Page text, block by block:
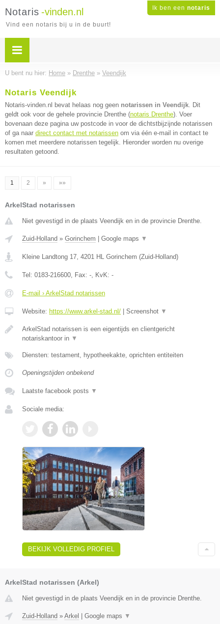
Ik ben een notaris
Notaris -vinden.nl
Vind een notaris bij u in de buurt!
U bent nu hier: Home » Drenthe » Veendijk
Notaris Veendijk
Notaris-vinden.nl bevat helaas nog geen notarissen in Veendijk. Dit
geldt ook voor de gehele provincie Drenthe (notaris Drenthe). Voer
bovenaan deze pagina uw postcode in voor de dichtstbijzijnde notarissen
of ga naar direct contact met notarissen om via één e-mail in contact te
komen met meerdere notarissen tegelijk. Hieronder worden nu overige
resultaten getoond.
1 2 » »»
ArkelStad notarissen
Niet gevestigd in de plaats Veendijk en in de provincie Drenthe.
Zuid-Holland » Gorinchem Google maps ▼
Kleine Landtong 17, 4201 HL Gorinchem (Zuid-Holland)
Tel: 0183-216600, Fax: -, KvK: -
E-mail › ArkelStad notarissen
Website: https://www.arkel-stad.nl/ Screenshot ▼
ArkelStad notarissen is een eigentijds en clientgericht
notariskantoor in ▼
Diensten: testament, hypotheekakte, oprichten entiteiten
Openingstijden onbekend
Laatste facebook posts ▼
Sociale media:
BEKIJK VOLLEDIG PROFIEL
ArkelStad notarissen (Arkel)
Niet gevestigd in de plaats Veendijk en in de provincie Drenthe.
Zuid-Holland » Arkel | Google maps ▼